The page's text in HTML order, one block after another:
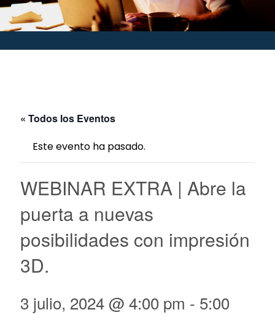
« Todos los Eventos
Este evento ha pasado.
WEBINAR EXTRA | Abre la
puerta a nuevas
posibilidades con impresión
3D.
3 julio, 2024 @ 4:00 pm - 5:00